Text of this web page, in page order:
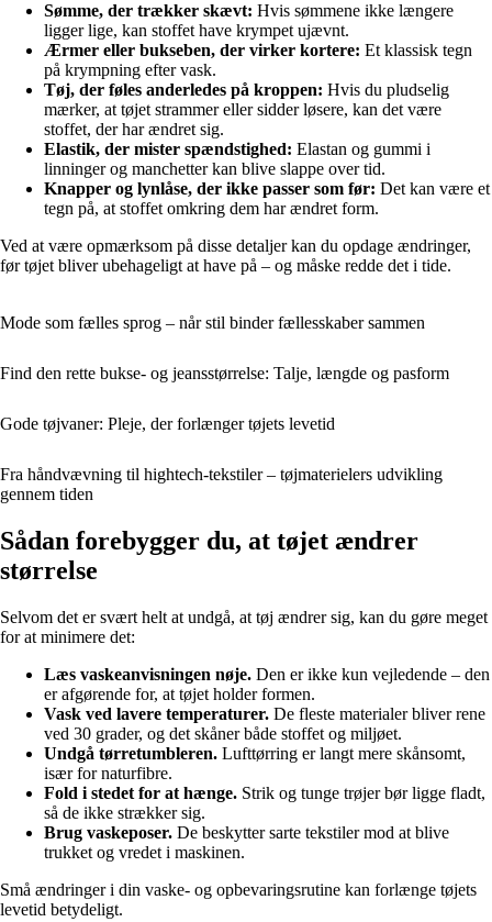
Sømme, der trækker skævt: Hvis sømmene ikke længere
ligger lige, kan stoffet have krympet ujævnt.
Ærmer eller bukseben, der virker kortere: Et klassisk tegn
på krympning efter vask.
Tøj, der føles anderledes på kroppen: Hvis du pludselig
mærker, at tøjet strammer eller sidder løsere, kan det være
stoffet, der har ændret sig.
Elastik, der mister spændstighed: Elastan og gummi i
linninger og manchetter kan blive slappe over tid.
Knapper og lynlåse, der ikke passer som før: Det kan være et
tegn på, at stoffet omkring dem har ændret form.
Ved at være opmærksom på disse detaljer kan du opdage ændringer,
før tøjet bliver ubehageligt at have på – og måske redde det i tide.
Mode som fælles sprog – når stil binder fællesskaber sammen
Find den rette bukse- og jeansstørrelse: Talje, længde og pasform
Gode tøjvaner: Pleje, der forlænger tøjets levetid
Fra håndvævning til hightech‑tekstiler – tøjmaterielers udvikling
gennem tiden
Sådan forebygger du, at tøjet ændrer
størrelse
Selvom det er svært helt at undgå, at tøj ændrer sig, kan du gøre meget
for at minimere det:
Læs vaskeanvisningen nøje. Den er ikke kun vejledende – den
er afgørende for, at tøjet holder formen.
Vask ved lavere temperaturer. De fleste materialer bliver rene
ved 30 grader, og det skåner både stoffet og miljøet.
Undgå tørretumbleren. Lufttørring er langt mere skånsomt,
især for naturfibre.
Fold i stedet for at hænge. Strik og tunge trøjer bør ligge fladt,
så de ikke strækker sig.
Brug vaskeposer. De beskytter sarte tekstiler mod at blive
trukket og vredet i maskinen.
Små ændringer i din vaske- og opbevaringsrutine kan forlænge tøjets
levetid betydeligt.